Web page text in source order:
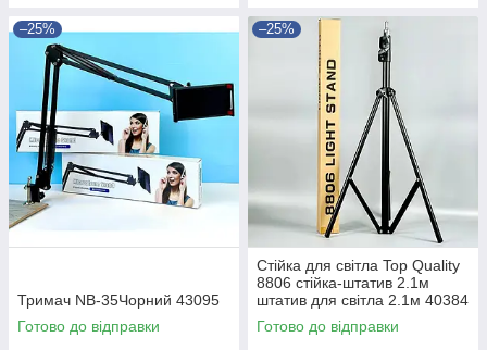
–25%
Тримач NB-35Чорний 43095
Готово до відправки
–25%
Стійка для світла Top Quality
8806 стійка-штатив 2.1м
штатив для світла 2.1м 40384
Готово до відправки